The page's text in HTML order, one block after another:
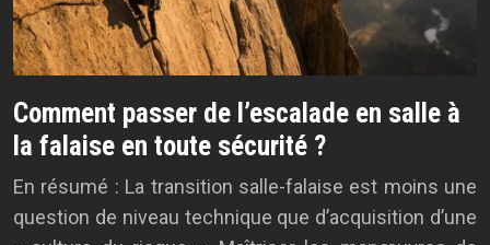
Comment passer de l’escalade en salle à
la falaise en toute sécurité ?
En résumé : La transition salle-falaise est moins une
question de niveau technique que d’acquisition d’une